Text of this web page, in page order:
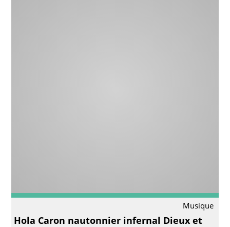
Musique
Hola Caron nautonnier infernal Dieux et